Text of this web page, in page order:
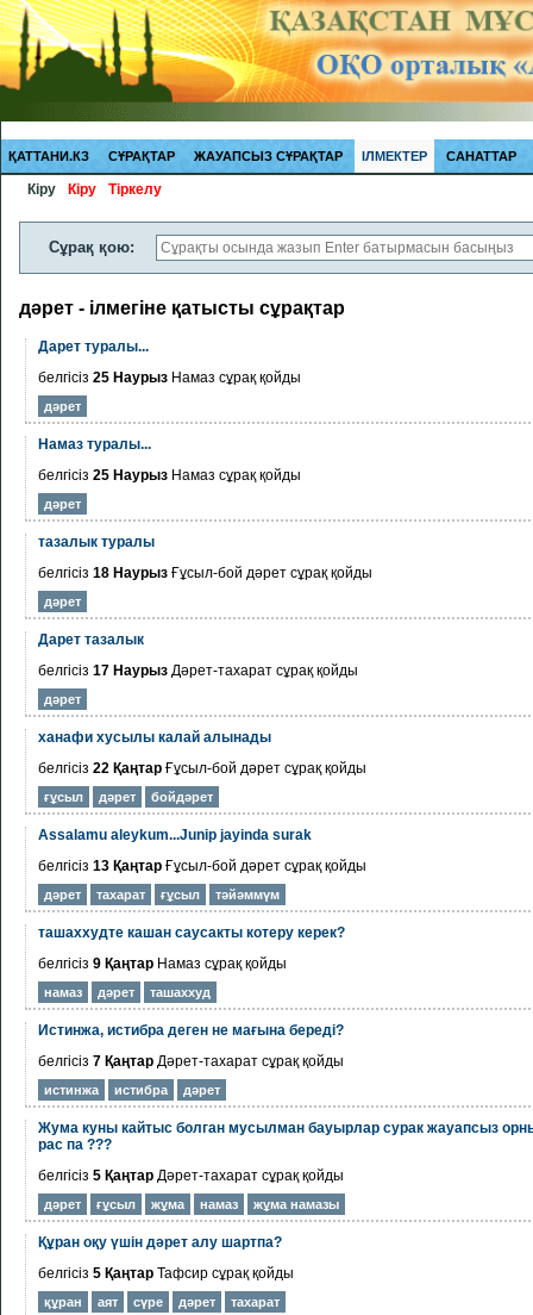
ҚАТТАНИ.КЗ СҰРАҚТАР ЖАУАПСЫЗ СҰРАҚТАР ІЛМЕКТЕР САНАТТАР
Кіру Кіру Тіркелу
Сұрақ қою:
дәрет - ілмегіне қатысты сұрақтар
Дарет туралы...
белгісіз 25 Наурыз Намаз сұрақ қойды
дәрет
Намаз туралы...
белгісіз 25 Наурыз Намаз сұрақ қойды
дәрет
тазалык туралы
белгісіз 18 Наурыз Ғұсыл-бой дәрет сұрақ қойды
дәрет
Дарет тазалык
белгісіз 17 Наурыз Дәрет-тахарат сұрақ қойды
дәрет
ханафи хусылы калай алынады
белгісіз 22 Қаңтар Ғұсыл-бой дәрет сұрақ қойды
ғұсыл дәрет бойдәрет
Assalamu aleykum...Junip jayinda surak
белгісіз 13 Қаңтар Ғұсыл-бой дәрет сұрақ қойды
дәрет тахарат ғұсыл тәйәммүм
ташаххудте кашан саусакты котеру керек?
белгісіз 9 Қаңтар Намаз сұрақ қойды
намаз дәрет ташаххуд
Истинжа, истибра деген не мағына береді?
белгісіз 7 Қаңтар Дәрет-тахарат сұрақ қойды
истинжа истибра дәрет
Жума куны кайтыс болган мусылман бауырлар сурак жауапсыз
рас па ???
белгісіз 5 Қаңтар Дәрет-тахарат сұрақ қойды
дәрет ғұсыл жұма намаз жұма намазы
Құран оқу үшін дәрет алу шартпа?
белгісіз 5 Қаңтар Тафсир сұрақ қойды
құран аят сүре дәрет тахарат